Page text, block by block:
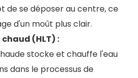
de se déposer au centre, ce
d'un moût plus clair.
(HLT) :
stocke et chauffe l'eau
dans le processus de